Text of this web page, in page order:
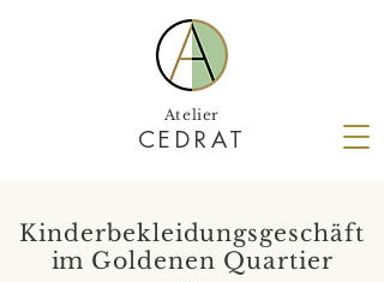
Atelier
CEDRAT
Kinderbekleidungsgeschäft
im Goldenen Quartier